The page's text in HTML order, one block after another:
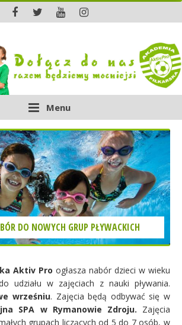
Menu
DO NOWYCH GRUP PŁYWACKICH
Aktiv Pro ogłasza nabór dzieci w wieku
w zajęciach z nauki pływania.
wrześniu. Zajęcia będą odbywać się w
SPA w Rymanowie Zdroju. Zajęcia
grupach liczących od 5 do 7 osób, w